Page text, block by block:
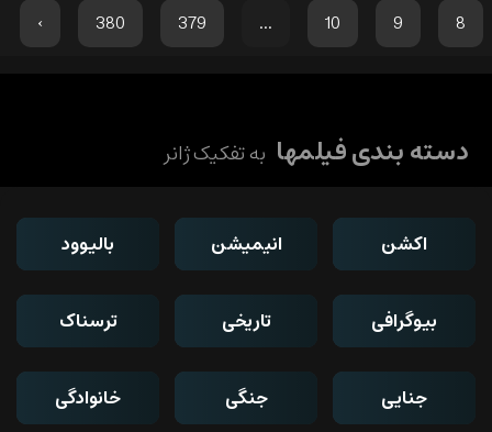
8
9
10
...
379
380
›
دسته بندی فیلمها به تفکیک ژانر
اکشن انیمیشن بالیوود
بیوگرافی تاریخی ترسناک
جنایی جنگی خانوادگی